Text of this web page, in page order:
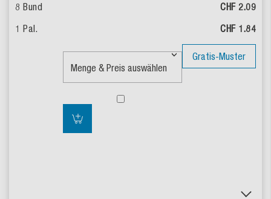
CHF 2.09
CHF 1.84
Gratis-Muster